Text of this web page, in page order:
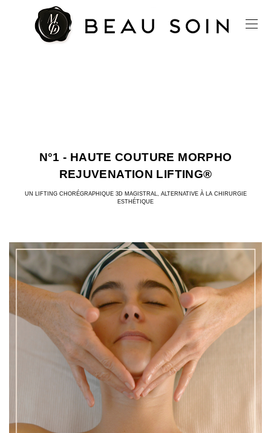
N°1 - HAUTE COUTURE MORPHO
REJUVENATION LIFTING®
UN LIFTING CHORÉGRAPHIQUE 3D MAGISTRAL, ALTERNATIVE À LA CHIRURGIE
ESTHÉTIQUE